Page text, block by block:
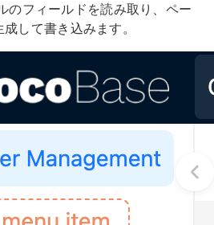
のフィールドを読み取り、ペー
して書き込みます。